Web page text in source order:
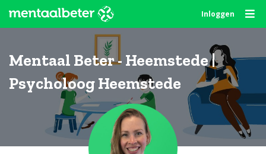
content
Inloggen
Mentaal Beter - Heemstede |
Psycholoog Heemstede